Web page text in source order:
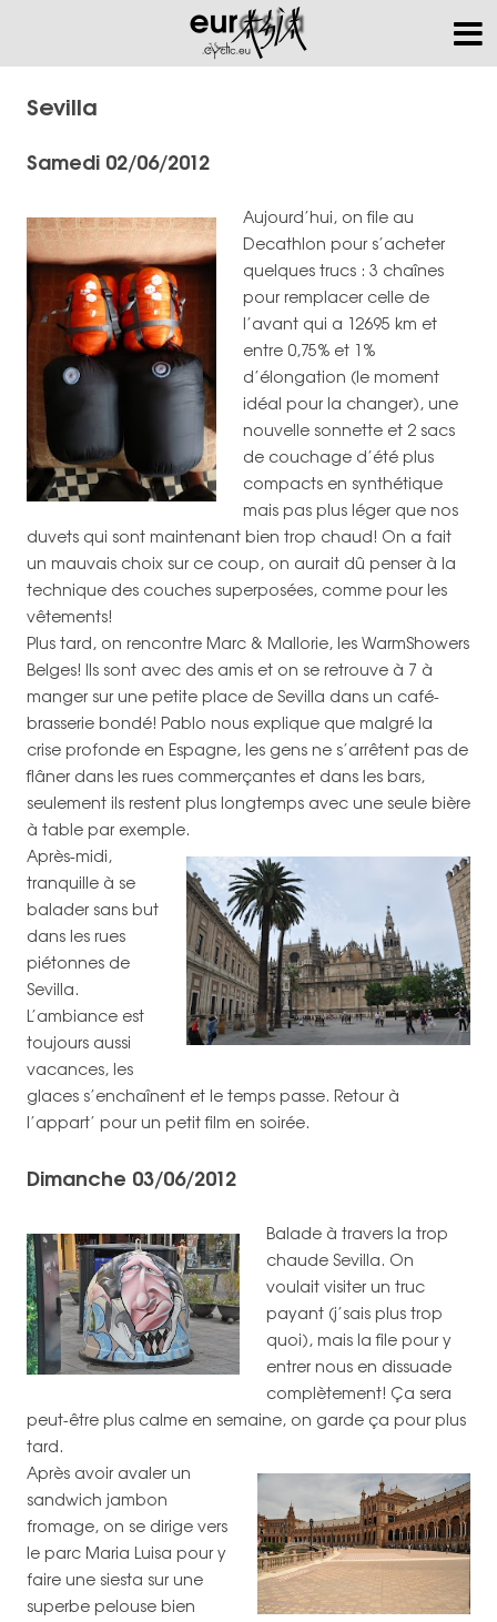
Sevilla
Samedi 02/06/2012
Aujourd’hui, on file au
Decathlon pour s’acheter
quelques trucs : 3 chaînes
pour remplacer celle de
l’avant qui a 12695 km et
entre 0,75% et 1%
d’élongation (le moment
idéal pour la changer), une
nouvelle sonnette et 2 sacs
de couchage d’été plus
compacts en synthétique
mais pas plus léger que nos
duvets qui sont maintenant bien trop chaud! On a fait
un mauvais choix sur ce coup, on aurait dû penser à la
technique des couches superposées, comme pour les
vêtements!
Plus tard, on rencontre Marc & Mallorie, les WarmShowers
Belges! Ils sont avec des amis et on se retrouve à 7 à
manger sur une petite place de Sevilla dans un café-
brasserie bondé! Pablo nous explique que malgré la
crise profonde en Espagne, les gens ne s’arrêtent pas de
flâner dans les rues commerçantes et dans les bars,
seulement ils restent plus longtemps avec une seule bière
à table par exemple.
Après-midi,
tranquille à se
balader sans but
dans les rues
piétonnes de
Sevilla.
L’ambiance est
toujours aussi
vacances, les
glaces s’enchaînent et le temps passe. Retour à
l’appart’ pour un petit film en soirée.
Dimanche 03/06/2012
Balade à travers la trop
chaude Sevilla. On
voulait visiter un truc
payant (j’sais plus trop
quoi), mais la file pour y
entrer nous en dissuade
complètement! Ça sera
peut-être plus calme en semaine, on garde ça pour plus
tard.
Après avoir avaler un
sandwich jambon
fromage, on se dirige vers
le parc Maria Luisa pour y
faire une siesta sur une
superbe pelouse bien